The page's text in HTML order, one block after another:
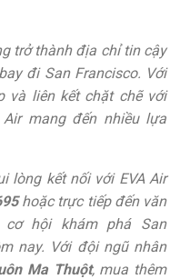
trở thành địa chỉ tin cậy
đi San Francisco. Với
và liên kết chặt chẽ với
mang đến nhiều lựa
lòng kết nối với EVA Air
hoặc trực tiếp đến văn
hội khám phá San
nay. Với đội ngũ nhân
Ma Thuột, mua thêm